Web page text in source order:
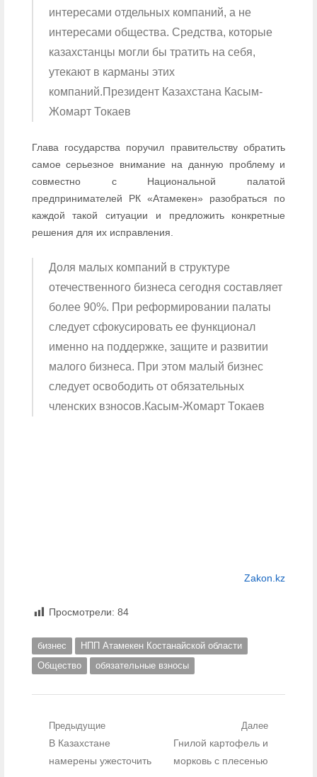
интересами отдельных компаний, а не
интересами общества. Средства, которые
казахстанцы могли бы тратить на себя,
утекают в карманы этих
компаний.Президент Казахстана Касым-
Жомарт Токаев
Глава государства поручил правительству обратить
самое серьезное внимание на данную проблему и
совместно с Национальной палатой
предпринимателей РК «Атамекен» разобраться по
каждой такой ситуации и предложить конкретные
решения для их исправления.
Доля малых компаний в структуре
отечественного бизнеса сегодня составляет
более 90%. При реформировании палаты
следует сфокусировать ее функционал
именно на поддержке, защите и развитии
малого бизнеса. При этом малый бизнес
следует освободить от обязательных
членских взносов.Касым-Жомарт Токаев
Zakon.kz
Просмотрели: 84
бизнес
НПП Атамекен Костанайской области
Общество
обязательные взносы
Навигация по записям
Предыдущие
Предыдущий пост:
В Казахстане
намерены ужесточить
Далее
Следующий пост:
Гнилой картофель и
морковь с плесенью